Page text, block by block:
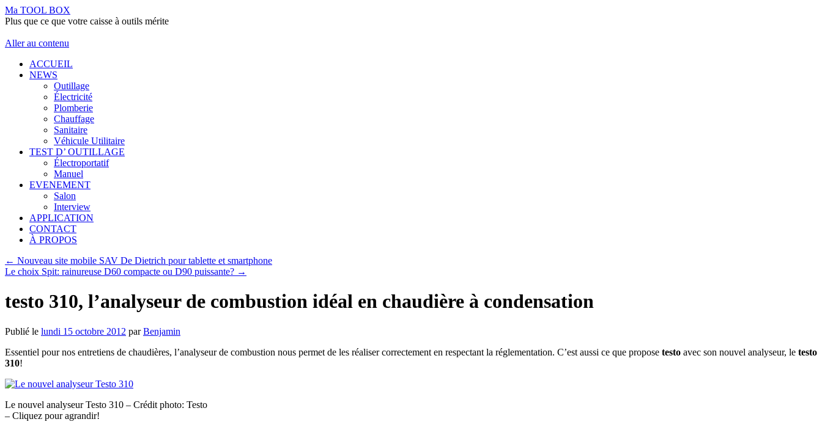
Ma TOOL BOX
Plus que ce que votre caisse à outils mérite
Aller au contenu
ACCUEIL
NEWS
Outillage
Électricité
Plomberie
Chauffage
Sanitaire
Véhicule Utilitaire
TEST D’ OUTILLAGE
Électroportatif
Manuel
EVENEMENT
Salon
Interview
APPLICATION
CONTACT
À PROPOS
← Nouveau site mobile SAV De Dietrich pour tablette et smartphone
Le choix Spit: rainureuse D60 compacte ou D90 puissante? →
testo 310, l’analyseur de combustion idéal en chaudière à condensation
Publié le lundi 15 octobre 2012 par Benjamin
Essentiel pour nos entretiens de chaudières, l’analyseur de combustion nous permet de les réaliser correctement en respectant la réglementation. C’est aussi ce que propose testo avec son nouvel analyseur, le testo
310!
Le nouvel analyseur Testo 310 – Crédit photo: Testo
– Cliquez pour agrandir!